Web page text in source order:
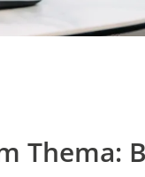
Thema: